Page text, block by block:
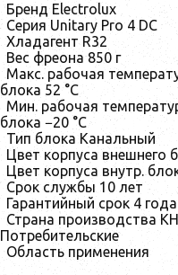
БрендElectrolux
Серия Unitary Pro 4 DC
Хладагент R32
Вес фреона850 г
Макс. рабочая
блока 52 °С
Мин. рабочая
блока −20 °С
Тип блока Канальный
Цвет корпуса внешнего
Цвет корпуса внутр.
Срок службы 10 лет
Гарантийный срок 4 года
Страна производства
Потребительские
Область применения